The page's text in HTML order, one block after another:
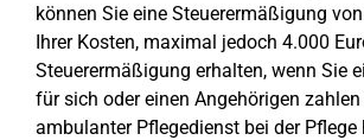
können Sie eine Steuerermäßigung
Ihrer Kosten, maximal jedoch 4.000
Steuerermäßigung erhalten, wenn Sie
für sich oder einen Angehörigen
ambulanter Pflegedienst bei der Pflege